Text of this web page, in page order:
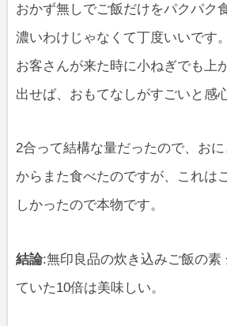
おかず無しでご飯だけをパクパク
濃いわけじゃなくて丁度いいです。
お客さんが来た時に小ねぎでも上
出せば、おもてなしがすごいと感
2合って結構な量だったので、お
からまた食べたのですが、これは
しかったので本物です。
結論:無印良品の炊き込みご飯の素
ていた10倍は美味しい。